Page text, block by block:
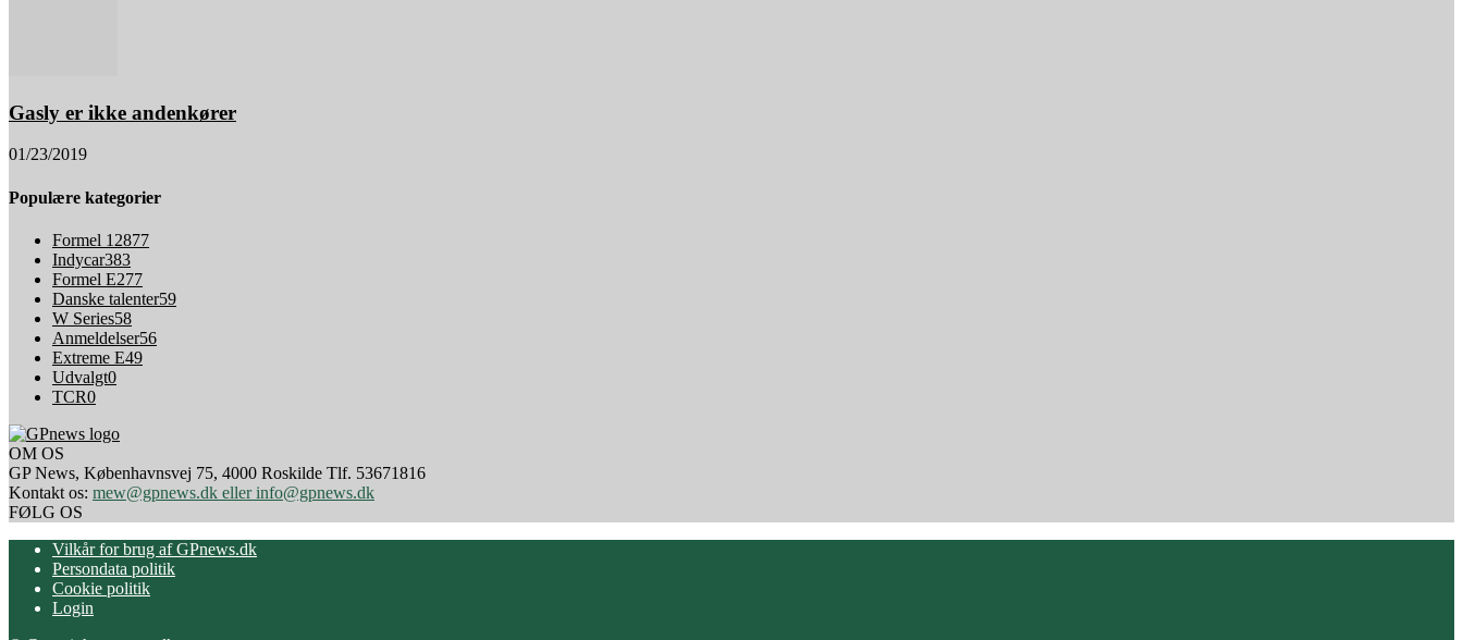
Gasly er ikke andenkører
01/23/2019
Populære kategorier
Formel 1 2877
Indycar383
Formel E277
Danske talenter59
W Series58
Anmeldelser56
Extreme E49
Udvalgt0
TCR0
OM OS
GP News, Københavnsvej 75, 4000 Roskilde Tlf. 53671816
Kontakt os: mew@gpnews.dk eller info@gpnews.dk
FØLG OS
Vilkår for brug af GPnews.dk
Persondata politik
Cookie politik
Login